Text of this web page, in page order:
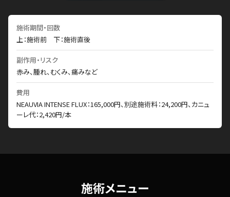
施術期間・回数
上：施術前 下：施術直後
副作用・リスク
赤み、腫れ、むくみ、痛みなど
費用
NEAUVIA INTENSE FLUX：165,000円、別途施術料：24,200円、カニュ
ーレ代：2,420円/本
施術メニュー